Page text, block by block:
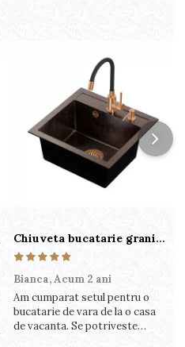
Chiuveta bucatarie granit cu finisaj negru perlat/cupru Steingran Art Copper cu dozator si baterie Quadron
Bianca,Acum 2 ani
Am cumparat setul pentru o
bucatarie de vara de la o casa
de vacanta. Se potriveste